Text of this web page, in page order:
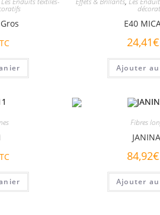
E40
24,41€
Ajouter
Fibres
84,92€
Ajouter